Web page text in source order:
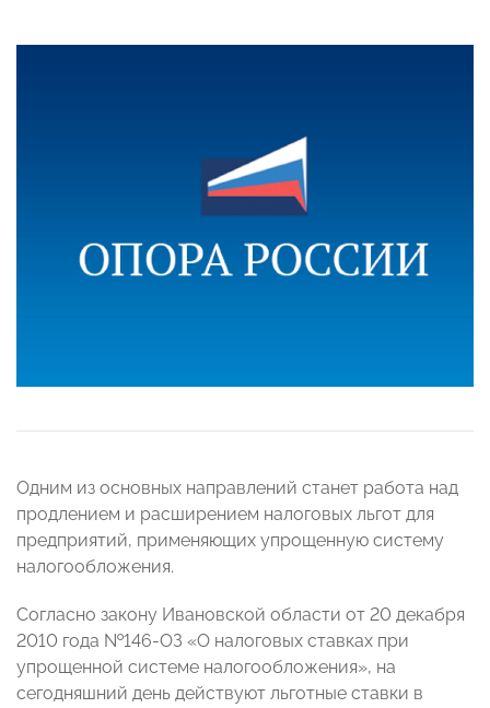
Одним из основных направлений станет работа над
продлением и расширением налоговых льгот для
предприятий, применяющих упрощенную систему
налогообложения.
Согласно закону Ивановской области от 20 декабря
2010 года №146-ОЗ «О налоговых ставках при
упрощенной системе налогообложения», на
сегодняшний день действуют льготные ставки в